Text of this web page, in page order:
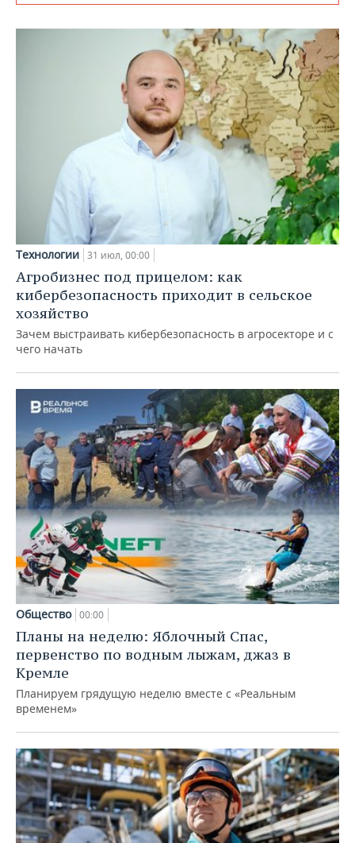
Технологии 31 июл, 00:00
Агробизнес под прицелом: как
кибербезопасность приходит в сельское
хозяйство
Зачем выстраивать кибербезопасность в агросекторе и с
чего начать
Общество 00:00
Планы на неделю: Яблочный Спас,
первенство по водным лыжам, джаз в
Кремле
Планируем грядущую неделю вместе с «Реальным
временем»